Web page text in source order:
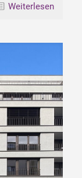
Weiterlesen